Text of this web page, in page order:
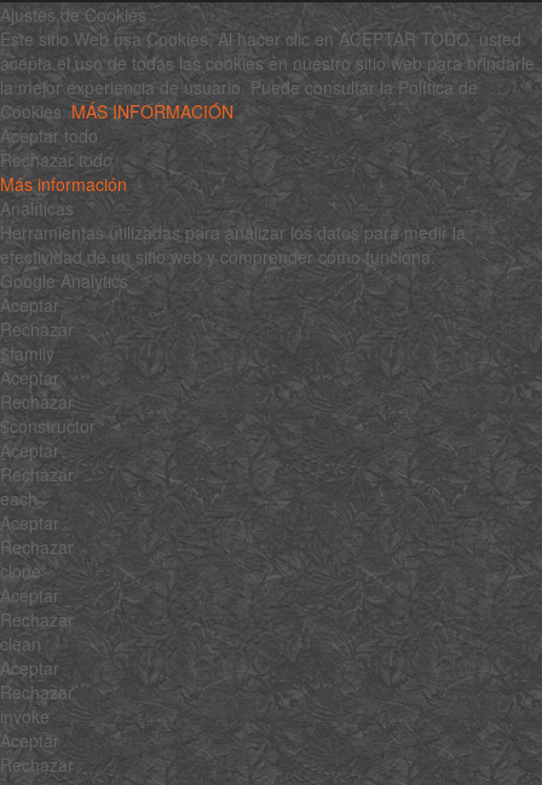
Ajustes de Cookies
Este sitio Web usa Cookies. Al hacer clic en ACEPTAR TODO, usted
acepta el uso de todas las cookies en nuestro sitio web para brindarle
la mejor experiencia de usuario. Puede consultar la Política de
Cookies:MÁS INFORMACIÓN
Aceptar todo
Rechazar todo
Más información
Analíticas
Herramientas utilizadas para analizar los datos para medir la
efectividad de un sitio web y comprender cómo funciona.
Google Analytics
Aceptar
Rechazar
$family
Aceptar
Rechazar
$constructor
Aceptar
Rechazar
each
Aceptar
Rechazar
clone
Aceptar
Rechazar
clean
Aceptar
Rechazar
invoke
Aceptar
Rechazar